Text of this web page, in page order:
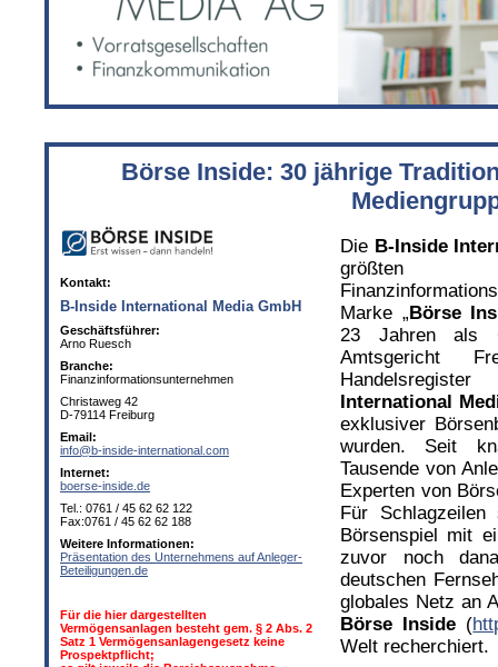
Börse Inside: 30 jährige
Die B-Inside
größten
Marke „Börse
23 Jahren als
Amtsgericht
International
exklusiver
wurden. Seit
Tausende von
Experten von
Für
Börsenspiel mit
zuvor noch
deutschen
globales Netz an
Börse Inside (
Welt recherchiert.
Kontakt:
B-Inside International Media GmbH
Geschäftsführer:
Arno Ruesch
Branche:
Finanzinformationsunternehmen
Christaweg 42
D-79114 Freiburg
Email:
info@b-inside-international.com
Internet:
boerse-inside.de
Tel.: 0761 / 45 62 62 122
Fax:0761 / 45 62 62 188
Weitere Informationen:
Präsentation des Unternehmens auf Anleger-
Beteiligungen.de
Für die hier dargestellten
Vermögensanlagen besteht gem. § 2 Abs. 2
Satz 1 Vermögensanlagengesetz keine
Prospektpflicht;